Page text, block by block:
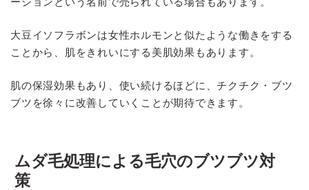
大豆イソフラボンは女性ホルモンと似たような働きをする
ことから、肌をきれいにする美肌効果もあります。
肌の保湿効果もあり、使い続けるほどに、チクチク・ブツ
ブツを徐々に改善していくことが期待できます。
ムダ毛処理による毛穴のブツブツ対
策